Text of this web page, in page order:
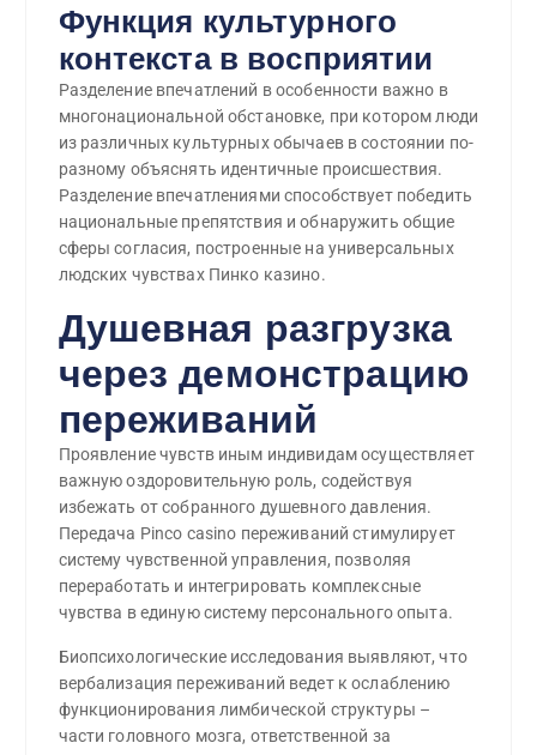
Функция культурного
контекста в восприятии
Разделение впечатлений в особенности важно в
многонациональной обстановке, при котором люди
из различных культурных обычаев в состоянии по-
разному объяснять идентичные происшествия.
Разделение впечатлениями способствует победить
национальные препятствия и обнаружить общие
сферы согласия, построенные на универсальных
людских чувствах Пинко казино.
Душевная разгрузка
через демонстрацию
переживаний
Проявление чувств иным индивидам осуществляет
важную оздоровительную роль, содействуя
избежать от собранного душевного давления.
Передача Pinco casino переживаний стимулирует
систему чувственной управления, позволяя
переработать и интегрировать комплексные
чувства в единую систему персонального опыта.
Биопсихологические исследования выявляют, что
вербализация переживаний ведет к ослаблению
функционирования лимбической структуры –
части головного мозга, ответственной за